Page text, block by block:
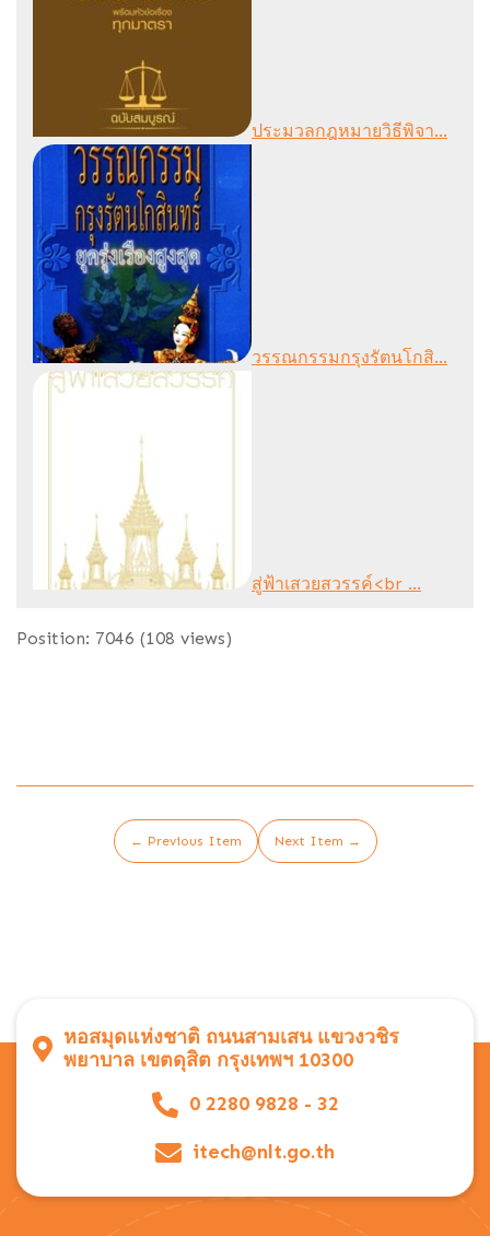
ประมวลกฎหมายวิธีพิจา...
วรรณกรรมกรุงรัตนโกสิ...
สู่ฟ้าเสวยสวรรค์<br ...
Position: 7046 (108 views)
← Previous Item Next Item →
หอสมุดแห่งชาติ ถนนสามเสน แขวงวชิร
พยาบาล เขตดุสิต กรุงเทพฯ 10300
0 2280 9828 - 32
itech@nlt.go.th